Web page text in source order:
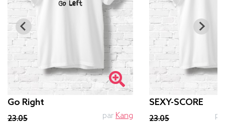
Go Right
23.05 par Kang
SEXY-SCORE
23.05